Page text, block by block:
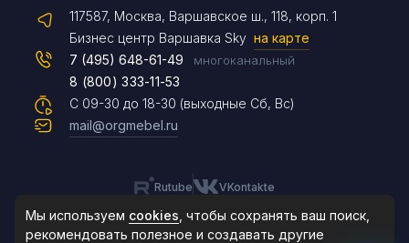
117587, Москва, Варшавское ш., 118, корп. 1
Бизнес центр Варшавка Sky на карте
С 09-30 до 18-30 (выходные Сб, Вс)
7 (495) 648-61-49 многоканальный
8 (800) 333-11-53
mail@orgmebel.ru
Rutube VKontakte
Max
Чат на сайте
8 (495) 183-47-87
По будням с 09:30 до 18:30
Мы используем cookies , чтобы сохранять ваш поиск,
рекомендовать полезное и создавать другие